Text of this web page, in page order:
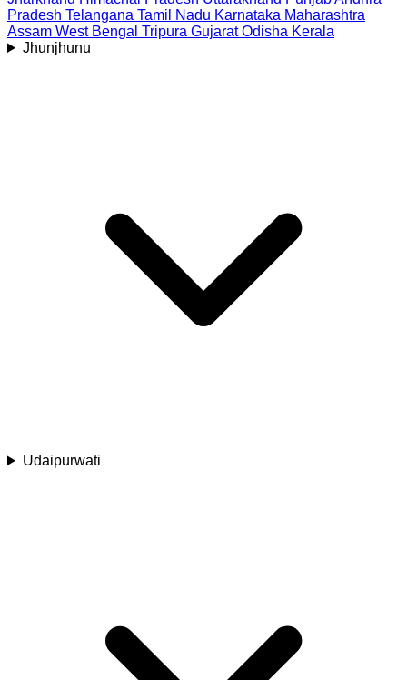
Pradesh Telangana Tamil Nadu Karnataka Maharashtra
Assam West Bengal Tripura Gujarat Odisha Kerala
Jhunjhunu
Udaipurwati